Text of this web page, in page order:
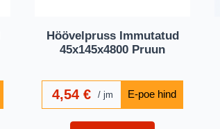
Höövelpruss Immutatud
45x145x4800 Pruun
4,54 € jm